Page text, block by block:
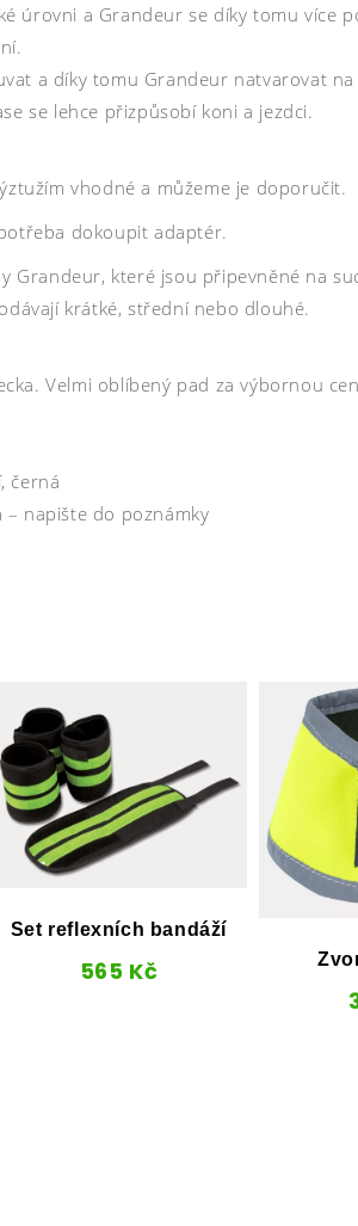
úrovni a Grandeur se díky tomu více
a díky tomu Grandeur natvarovat
se lehce přizpůsobí koni a jezdci.
vhodné a můžeme je doporučit.
dokoupit adaptér.
Grandeur, které jsou připevněné na
krátké, střední nebo dlouhé.
Velmi oblíbený pad za výbornou
černá
napište do poznámky
Set reflexních bandáží
565 Kč